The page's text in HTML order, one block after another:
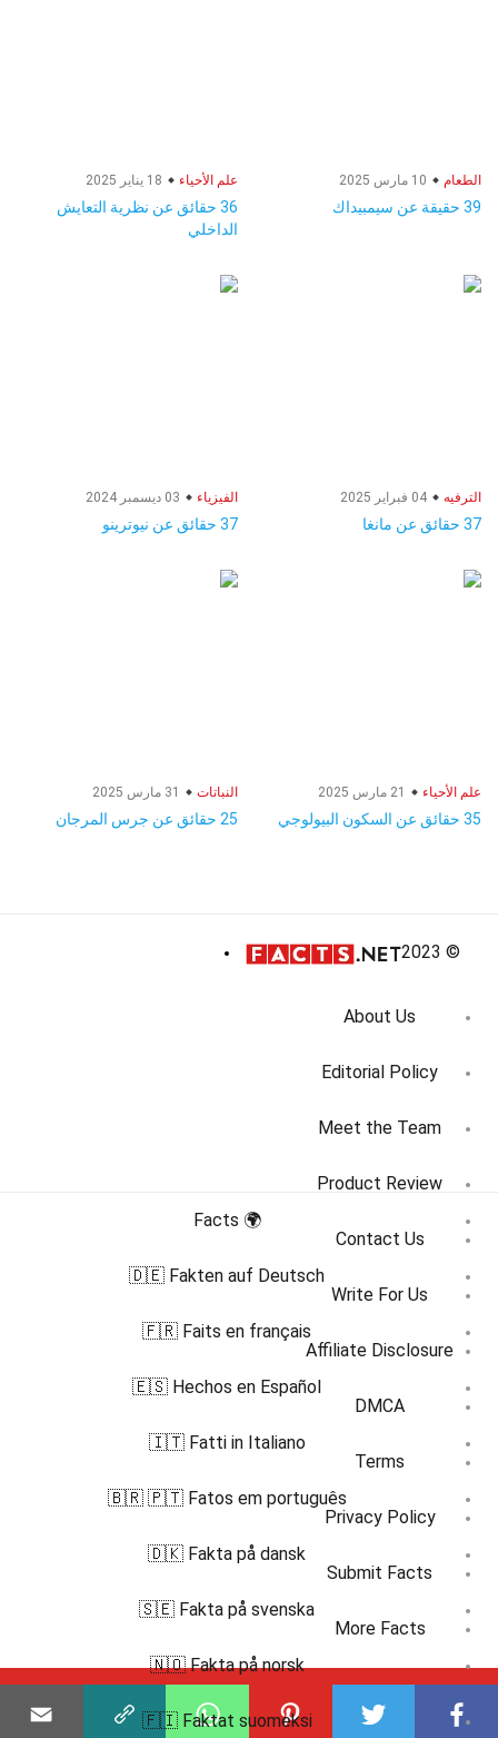
الطعام
39 حقيقة عن سيمبيداك
علم الأحياء
36 حقائق عن نظرية التعايش
الداخلي
الترفيه
37 حقائق عن مانغا
الفيزياء
37 حقائق عن نيوترينو
علم الأحياء
35 حقائق عن السكون البيولوجي
النباتات
25 حقائق عن جرس المرجان
© 2023
About Us
Editorial Policy
Meet the Team
Product Review
Contact Us
Write For Us
Affiliate Disclosure
DMCA
Terms
Privacy Policy
Submit Facts
More Facts
Subscribe to our channel
🌍 Facts
🇩🇪 Fakten auf Deutsch
🇫🇷 Faits en français
🇪🇸 Hechos en Español
🇮🇹 Fatti in Italiano
🇧🇷 🇵🇹 Fatos em português
🇩🇰 Fakta på dansk
🇸🇪 Fakta på svenska
🇳🇴 Fakta på norsk
🇫🇮 Faktat suomeksi